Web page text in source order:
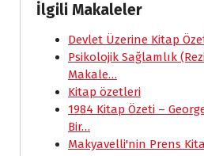
c
e
b
o
o
k
a
t
s
A
p
a
i
l
k
e
I
İlgili Makaleler
Devlet Üzerine Kitap
Psikolojik Sağlamlık
Makale…
Kitap özetleri
1984 Kitap Özeti –
Bir…
Makyavelli'nin Prens